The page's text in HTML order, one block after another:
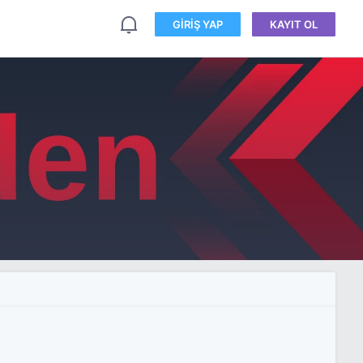
GIRIŞ YAP KAYIT OL